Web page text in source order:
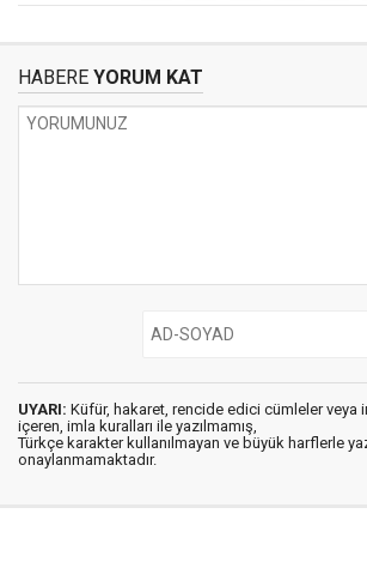
HABERE YORUM KAT
UYARI: Küfür, hakaret, rencide edici cümleler veya
içeren, imla kuralları ile yazılmamış,
Türkçe karakter kullanılmayan ve büyük harflerle
onaylanmamaktadır.